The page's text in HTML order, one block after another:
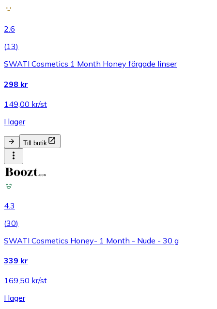
2.6
(13)
SWATI Cosmetics 1 Month Honey färgade linser
298 kr
149,00 kr/st
I lager
Till butik
4.3
(30)
SWATI Cosmetics Honey- 1 Month - Nude - 30 g
339 kr
169,50 kr/st
I lager